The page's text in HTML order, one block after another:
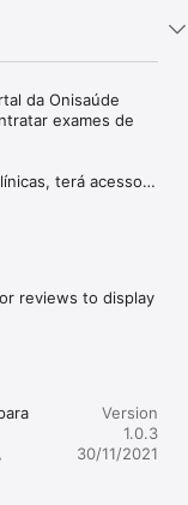
da Onisaúde
exames de
terá acesso
atua para prover
que alinham
e
a
ser executados
reviews to display
Version
1.0.3
30/11/2021